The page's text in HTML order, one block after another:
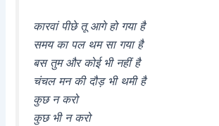
कारवां पीछे तू आगे हो गया है
समय का पल थम सा गया है
बस तुम और कोई भी नहीं है
चंचल मन की दौड़ भी थमी है
कुछ न करो
कुछ भी न करो